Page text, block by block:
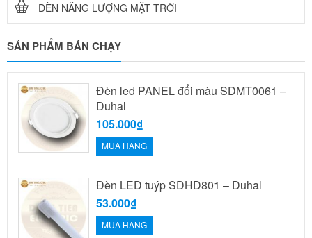
ĐÈN NĂNG LƯỢNG MẶT TRỜI
SẢN PHẨM BÁN CHẠY
Đèn led PANEL đổi màu SDMT0061 –
Duhal
105.000₫
MUA HÀNG
Đèn LED tuýp SDHD801 – Duhal
53.000₫
MUA HÀNG